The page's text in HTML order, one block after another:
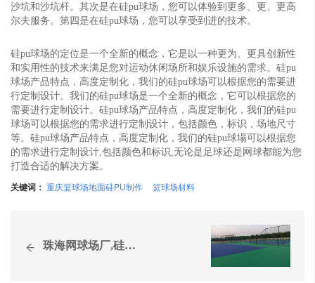
沙坑和沙坑杆。其次是在硅pu球场，您可以体验到更多、更、更高
尔夫服务。第四是在硅pu球场，您可以享受到进的技术。
硅pu球场的定位是一个全新的概念，它是以一种更为、更具创新性
和实用性的技术来满足您对运动休闲场所和娱乐设施的需求。硅pu
球场产品特点，高度定制化，我们的硅pu球场可以根据您的需要进
行定制设计。我们的硅pu球场是一个全新的概念，它可以根据您的
需要进行定制设计。硅pu球场产品特点，高度定制化，我们的硅pu
球场可以根据您的需求进行定制设计，包括颜色，标识，场地尺寸
等。硅pu球场产品特点，高度定制化，我们的硅pu球場可以根据您
的需求进行定制设计,包括颜色和标识,无论是足球还是网球都能为您
打造合适的解决方案。
关键词： 重庆篮球场地面硅PU制作 篮球场材料
珠海网球场厂,硅PU篮球...